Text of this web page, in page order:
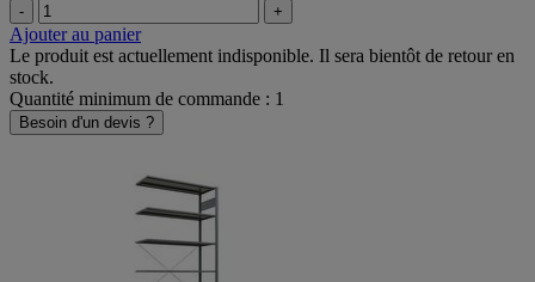
- +
Ajouter au panier
Le produit est actuellement indisponible. Il sera bientôt de retour en
stock.
Quantité minimum de commande : 1
Besoin d'un devis ?